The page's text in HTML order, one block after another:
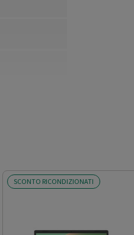
SCONTO RICONDIZIONATI